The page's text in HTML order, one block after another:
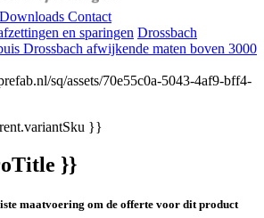
Downloads Contact
en sparingen Drossbach
Drossbach afwijkende maten boven 3000
}}
}}
maatvoering om de offerte voor dit product